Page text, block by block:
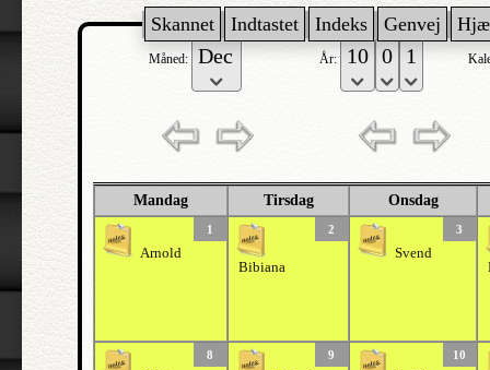
Skannet Indtastet Indeks Genvej
Måned: År:
Mandag Tirsdag Onsdag
1
Arnold
2
Bibiana
3
Svend
8 9 10